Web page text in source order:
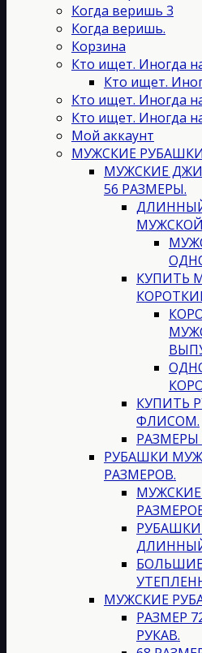
Когда веришь 3
Когда веришь.
Корзина
Кто ищет. Иногда
Кто ищет.
Кто ищет. Иногда
Кто ищет. Иногда
Мой аккаунт
МУЖСКИЕ
МУЖСКИЕ
56 РАЗМЕРЫ.
МУЖСКОЙ
КУПИТЬ
КУПИТЬ
ФЛИСОМ.
РУБАШКИ
РАЗМЕРОВ.
МУЖСКИЕ
РАЗМЕР
РУКАВ.